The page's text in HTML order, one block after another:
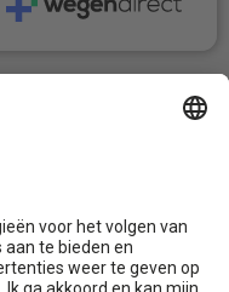
gerust:
500
mail